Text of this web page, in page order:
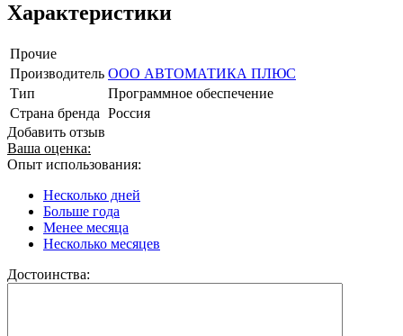
Характеристики
Прочие
Производитель ООО АВТОМАТИКА ПЛЮС
Тип
Программное обеспечение
Страна бренда Россия
Добавить отзыв
Ваша оценка:
Опыт использования:
Несколько дней
Больше года
Менее месяца
Несколько месяцев
Достоинства: